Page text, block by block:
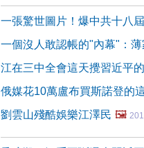
一張驚世圖片！爆中共十八
一個沒人敢認帳的"內幕"：
江在三中全會這天攪習近平
俄媒花10萬盧布買斯諾登的
劉雲山殘酷娛樂江澤民 🖼️